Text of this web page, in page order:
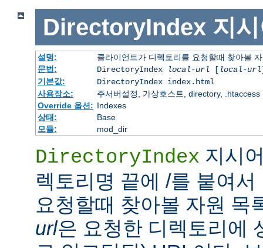
DirectoryIndex 지
설명:
클라이언트가 디렉토리를 요청할때 찾아볼
문법:
DirectoryIndex local-url [ local-url
기본값:
DirectoryIndex index.html
사용장소:
주서버설정, 가상호스트, directory, .htaccess
Override 옵션: Indexes
상태:
Base
모듈:
mod_dir
DirectoryIndex 지시
렉토리명 끝에 /를 붙여
요청할때 찾아볼 자원 목
url은 요청한 디렉토리에